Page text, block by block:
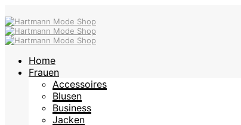
Home
Frauen
Accessoires
Blusen
Business
Jacken